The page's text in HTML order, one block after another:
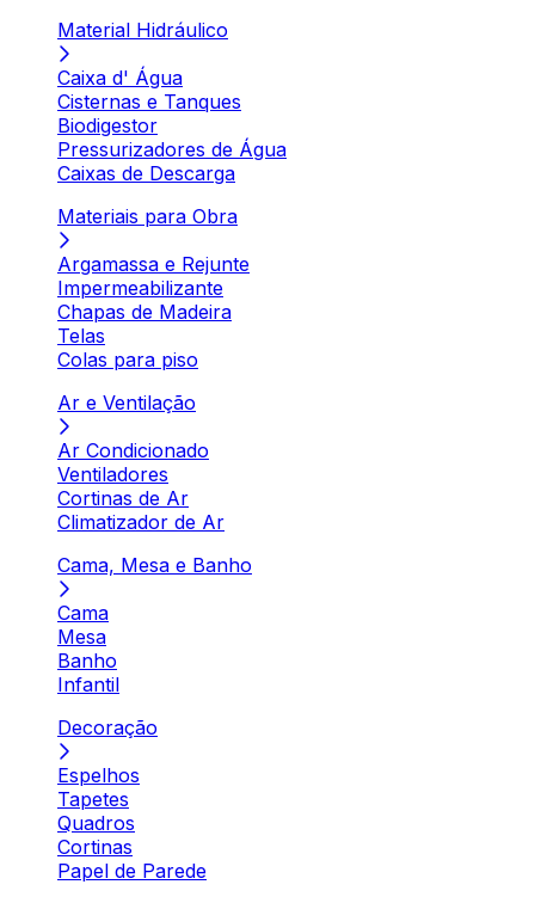
Material Hidráulico
Caixa d' Água
Cisternas e Tanques
Biodigestor
Pressurizadores de Água
Caixas de Descarga
Materiais para Obra
Argamassa e Rejunte
Impermeabilizante
Chapas de Madeira
Telas
Colas para piso
Ar e Ventilação
Ar Condicionado
Ventiladores
Cortinas de Ar
Climatizador de Ar
Cama, Mesa e Banho
Cama
Mesa
Banho
Infantil
Decoração
Espelhos
Tapetes
Quadros
Cortinas
Papel de Parede